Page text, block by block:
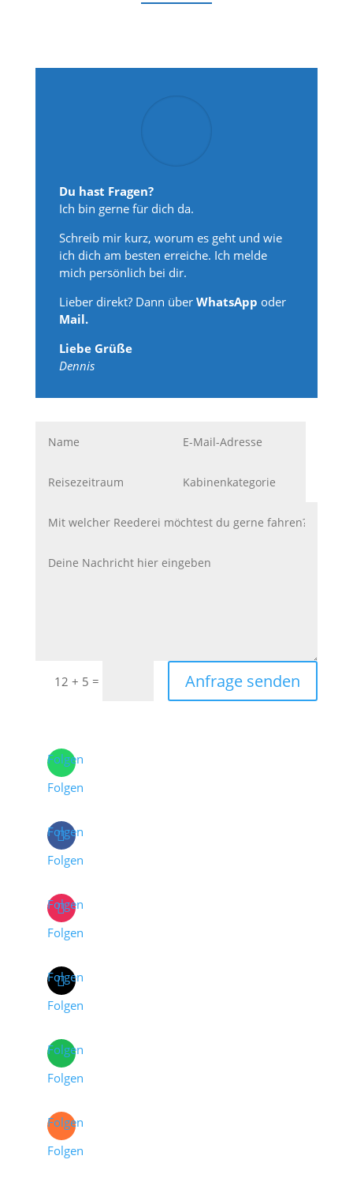
Du hast Fragen?
Ich bin gerne für dich da.
Schreib mir kurz, worum es geht und wie
ich dich am besten erreiche. Ich melde
mich persönlich bei dir.
Lieber direkt? Dann überWhatsApp oder
Mail.
Liebe Grüße
Dennis
12 + 5 = Anfrage senden
Folgen
Folgen
Folgen
Folgen
Folgen
Folgen
Folgen
Folgen
Folgen
Folgen
Folgen
Folgen